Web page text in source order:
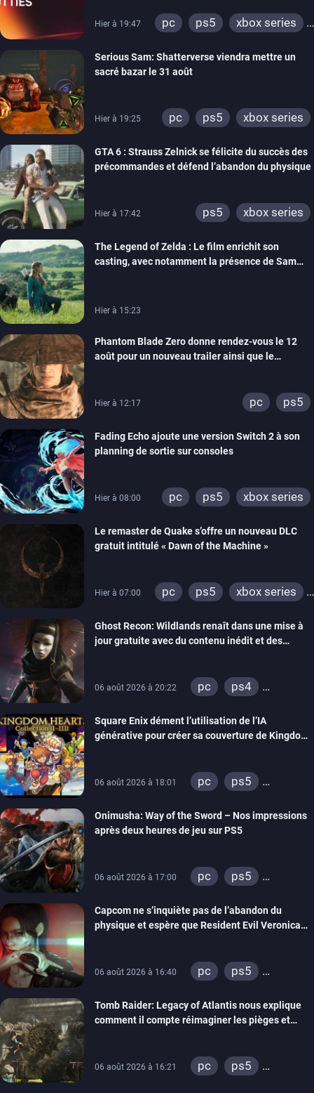
Hier à 19:47 pc ps5
xbox series
xbox one
switch 2
Serious Sam: Shatterverse viendra mettre un
sacré bazar le 31 août
Hier à 19:25 pc ps5 xbox series
GTA 6 : Strauss Zelnick se félicite du succès des
précommandes et défend l’abandon du physique
Hier à 17:42 ps5 xbox series
The Legend of Zelda : Le film enrichit son
casting, avec notamment la présence de Sam
Hier à 15:23
Phantom Blade Zero donne rendez-vous le 12
août pour un nouveau trailer ainsi que le
Hier à 12:17 pc ps5
Fading Echo ajoute une version Switch 2 à son
planning de sortie sur consoles
Hier à 08:00 pc ps5 xbox series
Le remaster de Quake s’offre un nouveau DLC
gratuit intitulé « Dawn of the Machine »
Hier à 07:00 pc ps5
xbox series
xbox one
nintendo 64
Ghost Recon: Wildlands renaît dans une mise à
jour gratuite avec du contenu inédit et des
06 août 2026 à 20:22 pc
ps4
Square Enix dément l’utilisation de l’IA
générative pour créer sa couverture de Kingdom
06 août 2026 à 18:01 pc
ps5
switch 2
Onimusha: Way of the Sword – Nos impressions
après deux heures de jeu sur PS5
06 août 2026 à 17:00 pc
ps5
switch 2
Capcom ne s’inquiète pas de l’abandon du
physique et espère que Resident Evil Veronica
06 août 2026 à 16:40 pc
ps5
switch 2
Tomb Raider: Legacy of Atlantis nous explique
comment il compte réimaginer les pièges et
06 août 2026 à 16:21 pc
ps5